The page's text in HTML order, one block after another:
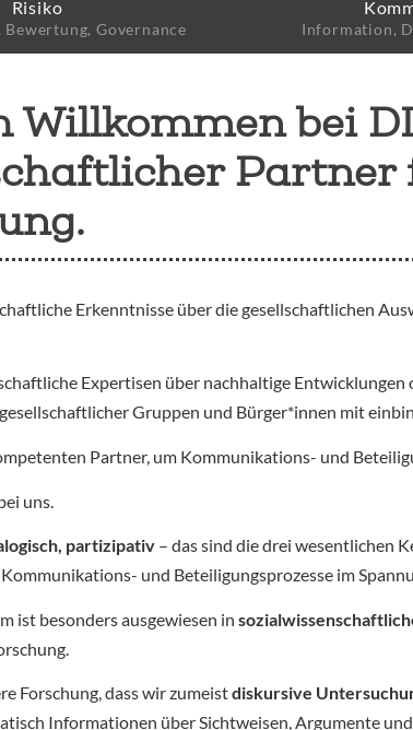
Risiko
Bewertung, Governance Information,
Willkommen bei
Erkenntnisse über die gesellschaftlichen
Expertisen über nachhaltige
Gruppen und Bürger*innen mit
Partner, um Kommunikations- und
uns.
partizipativ – das sind die drei wesentlichen
und Beteiligungsprozesse im
ist besonders ausgewiesen in
Forschung, dass wir zumeistdiskursive
Informationen über Sichtweisen, Argumente